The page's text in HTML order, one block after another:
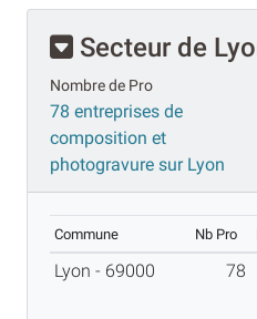
Secteur de
Nombre de Pro
78 entreprises de
composition et
photogravure sur Lyon
Commune Nb Pro
Lyon - 69000 78